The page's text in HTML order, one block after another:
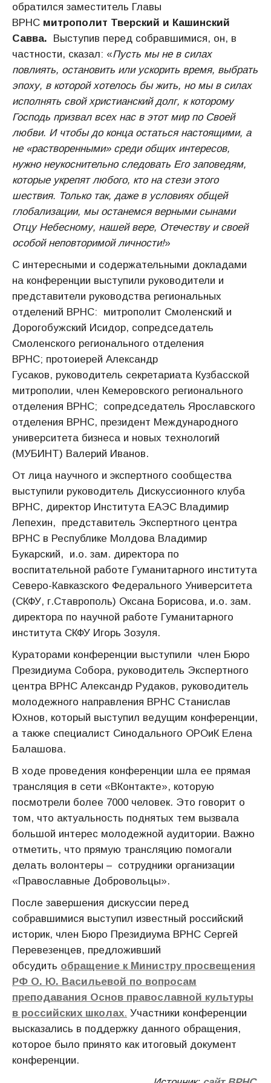
обратился заместитель Главы
ВРНС митрополит Тверский и Кашинский
Савва. Выступив перед собравшимися, он, в
частности, сказал: «Пусть мы не в силах
повлиять, остановить или ускорить время, выбрать
эпоху, в которой хотелось бы жить, но мы в силах
исполнять свой христианский долг, к которому
Господь призвал всех нас в этот мир по Своей
любви. И чтобы до конца остаться настоящими, а
не «растворенными» среди общих интересов,
нужно неукоснительно следовать Его заповедям,
которые укрепят любого, кто на стези этого
шествия. Только так, даже в условиях общей
глобализации, мы останемся верными сынами
Отцу Небесному, нашей вере, Отечеству и своей
особой неповторимой личности!»
С интересными и содержательными докладами
на конференции выступили руководители и
представители руководства региональных
отделений ВРНС: митрополит Смоленский и
Дорогобужский Исидор, сопредседатель
Смоленского регионального отделения
ВРНС; протоиерей Александр
Гусаков, руководитель секретариата Кузбасской
митрополии, член Кемеровского регионального
отделения ВРНС; сопредседатель Ярославского
отделения ВРНС, президент Международного
университета бизнеса и новых технологий
(МУБИНТ) Валерий Иванов.
От лица научного и экспертного сообщества
выступили руководитель Дискуссионного клуба
ВРНС, директор Института ЕАЭС Владимир
Лепехин, представитель Экспертного центра
ВРНС в Республике Молдова Владимир
Букарский, и.о. зам. директора по
воспитательной работе Гуманитарного института
Северо-Кавказского Федерального Университета
(СКФУ, г.Ставрополь) Оксана Борисова, и.о. зам.
директора по научной работе Гуманитарного
института СКФУ Игорь Зозуля.
Кураторами конференции выступили член Бюро
Президиума Собора, руководитель Экспертного
центра ВРНС Александр Рудаков, руководитель
молодежного направления ВРНС Станислав
Юхнов, который выступил ведущим конференции,
а также специалист Синодального ОРОиК Елена
Балашова.
В ходе проведения конференции шла ее прямая
трансляция в сети «ВКонтакте», которую
посмотрели более 7000 человек. Это говорит о
том, что актуальность поднятых тем вызвала
большой интерес молодежной аудитории. Важно
отметить, что прямую трансляцию помогали
делать волонтеры – сотрудники организации
«Православные Добровольцы».
После завершения дискуссии перед
собравшимися выступил известный российский
историк, член Бюро Президиума ВРНС Сергей
Перевезенцев, предложивший
обсудить обращение к Министру просвещения
РФ О. Ю. Васильевой по вопросам
преподавания Основ православной культуры
в российских школах. Участники конференции
высказались в поддержку данного обращения,
которое было принято как итоговый документ
конференции.